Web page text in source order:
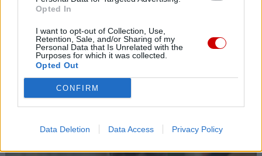
Opted In
I want to opt-out of Collection, Use,
Retention, Sale, and/or Sharing of my
Personal Data that Is Unrelated with the
Purposes for which it was collected.
Opted Out
CONFIRM
Data Deletion Data Access Privacy Policy
Kard. Parolin w Meksyku: modlitwa, obecność i świadectwo
Popularne